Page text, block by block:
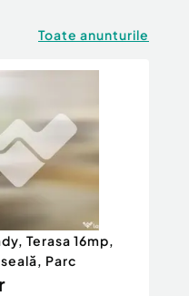
Toate anunturile
Terasa 16mp,
Parc